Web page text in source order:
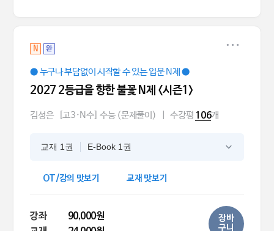
N 완
● 누구나 부담없이 시작할 수 있는 입문 N제 ●
2027 2등급을 향한 불꽃 N제 <시즌1>
김성은 [고3·N수] 수능 (문제풀이) 수강평 106개
교재 1권 E-Book 1권
OT/강의 맛보기 교재 맛보기
강좌
90,000원
장바
구니